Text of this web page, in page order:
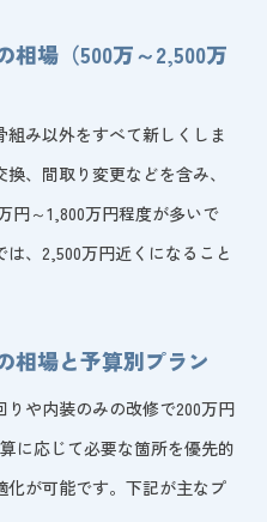
相場（500万～2,500万
み以外をすべて新しくしま
、間取り変更などを含み、
円～1,800万円程度が多いで
、2,500万円近くになること
相場と予算別プラン
や内装のみの改修で200万円
に応じて必要な箇所を優先的
化が可能です。下記が主なプ